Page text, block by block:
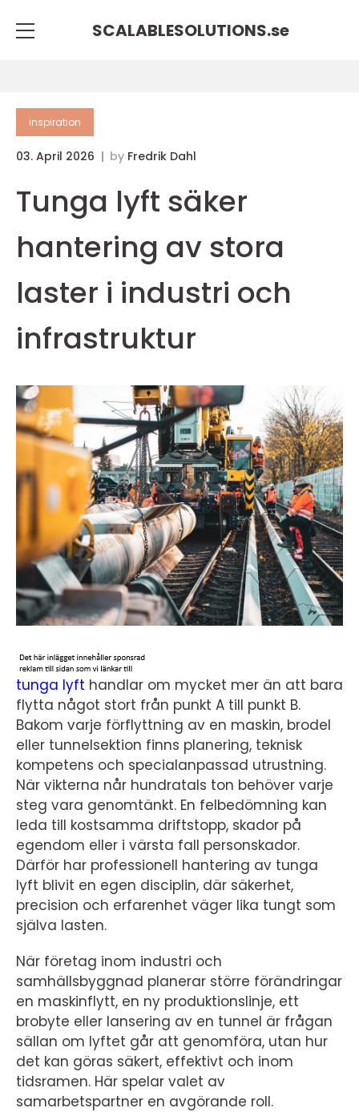
SCALABLESOLUTIONS.se
inspiration
03. April 2026 by Fredrik Dahl
Tunga lyft säker
hantering av stora
laster i industri och
infrastruktur
tunga lyft handlar om mycket mer än att bara
flytta något stort från punkt A till punkt B.
Bakom varje förflyttning av en maskin, brodel
eller tunnelsektion finns planering, teknisk
kompetens och specialanpassad utrustning.
När vikterna når hundratals ton behöver varje
steg vara genomtänkt. En felbedömning kan
leda till kostsamma driftstopp, skador på
egendom eller i värsta fall personskador.
Därför har professionell hantering av tunga
lyft blivit en egen disciplin, där säkerhet,
precision och erfarenhet väger lika tungt som
själva lasten.
När företag inom industri och
samhällsbyggnad planerar större förändringar
en maskinflytt, en ny produktionslinje, ett
brobyte eller lansering av en tunnel är frågan
sällan om lyftet går att genomföra, utan hur
det kan göras säkert, effektivt och inom
tidsramen. Här spelar valet av
samarbetspartner en avgörande roll.